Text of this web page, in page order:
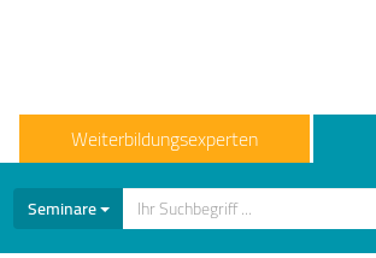
Weiterbildungsexperten
Seminare